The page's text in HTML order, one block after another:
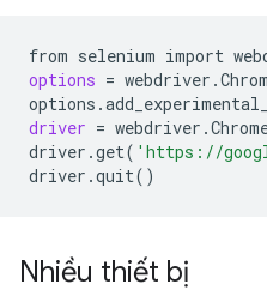
from selenium import
options =
driver =
driver.get( 'https://
driver.quit()
Nhiều thiết bị